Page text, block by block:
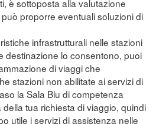
è sottoposta alla valutazione
proporre eventuali soluzioni di
infrastrutturali nelle stazioni
destinazione lo consentono, puoi
di viaggi che
stazioni non abilitate ai servizi di
la Sala Blu di competenza
della tua richiesta di viaggio, quindi
utile i servizi di assistenza nelle